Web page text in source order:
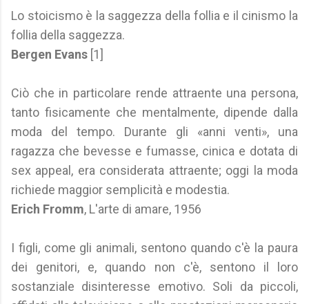
Lo stoicismo è la saggezza della follia e il cinismo la
follia della saggezza.
Bergen Evans [1]
Ciò che in particolare rende attraente una persona,
tanto fisicamente che mentalmente, dipende dalla
moda del tempo. Durante gli «anni venti», una
ragazza che bevesse e fumasse, cinica e dotata di
sex appeal, era considerata attraente; oggi la moda
richiede maggior semplicità e modestia.
Erich Fromm, L'arte di amare, 1956
I figli, come gli animali, sentono quando c'è la paura
dei genitori, e, quando non c'è, sentono il loro
sostanziale disinteresse emotivo. Soli da piccoli,